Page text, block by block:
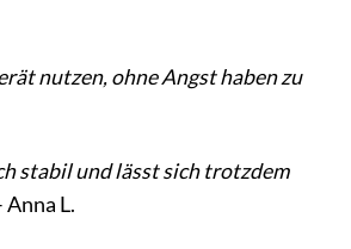
nutzen, ohne Angst haben zu
stabil und lässt sich trotzdem
Anna L.